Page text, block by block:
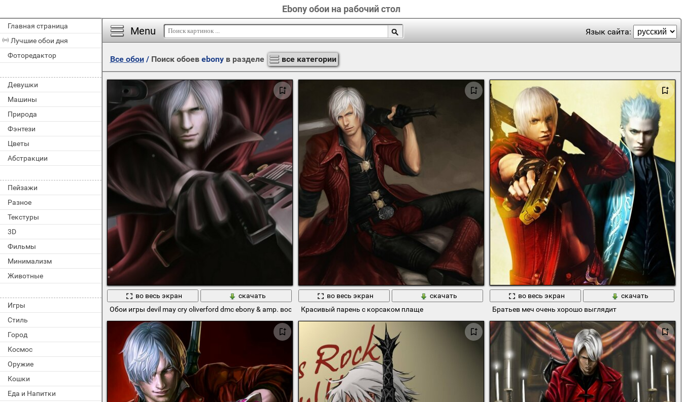
Ebony обои на рабочий стол
Главная страница
Лучшие обои дня
Фоторедактор
Девушки
Машины
Природа
Фэнтези
Цветы
Абстракции
Пейзажи
Разное
Текстуры
3D
Фильмы
Минимализм
Животные
Игры
Стиль
Город
Космос
Оружие
Кошки
Еда и Напитки
Menu Язык сайта:
Все обои/ Поиск обоев ebonyв разделе все категории
во весь экран
скачать
Обои игры devil may cry oliverford dmc ebony & amp. восстание. полу-демон данте ребеллион в красном плаще с пистолетами и мечом
во весь экран
скачать
Красивый парень с корсаком плаще
во весь экран
скачать
Братьев меч очень хорошо выглядит